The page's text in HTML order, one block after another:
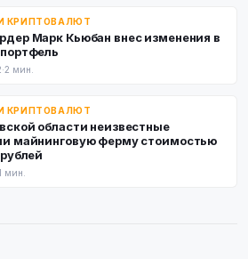
КРИПТОВАЛЮТ
Марк Кьюбан внес изменения в
·2 мин.
КРИПТОВАЛЮТ
области неизвестные
майнинговую ферму стоимостью
мин.